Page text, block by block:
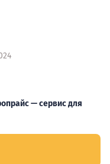
— сервис для